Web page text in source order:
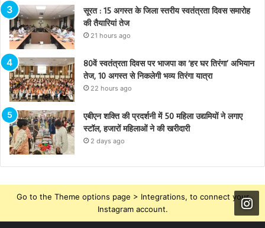
सूरत : 15 अगस्त के जिला स्तरीय स्वतंत्रता दिवस समारोह
की तैयारियां तेज
21 hours ago
80वें स्वतंत्रता दिवस पर भाजपा का ‘हर घर तिरंगा’ अभियान
तेज, 10 अगस्त से निकलेगी भव्य तिरंगा यात्रा
22 hours ago
एबीएन शक्ति की प्रदर्शनी में 50 महिला उद्यमियों ने लगाए
स्टॉल, हजारों महिलाओं ने की खरीदारी
2 days ago
Go to the Theme options page > Integrations, to connect your
Instagram account.